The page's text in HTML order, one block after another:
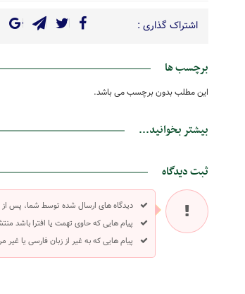
اشتراک گذاری :
برچسب ها
این مطلب بدون برچسب می باشد.
بیشتر بخوانید...
ثبت دیدگاه
دیدگاه های ارسال شده توسط شما، پس
پیام هایی که حاوی تهمت یا افترا باشد
پیام هایی که به غیر از زبان فارسی یا